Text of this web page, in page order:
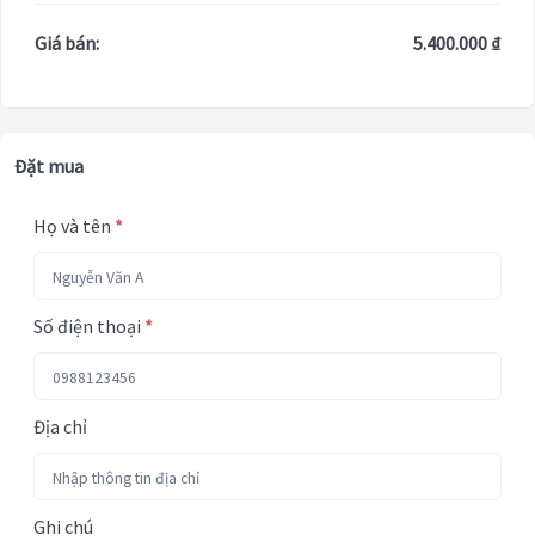
Giá bán: 5.400.000 ₫
Đặt mua
Họ và tên *
Số điện thoại *
Địa chỉ
Ghi chú